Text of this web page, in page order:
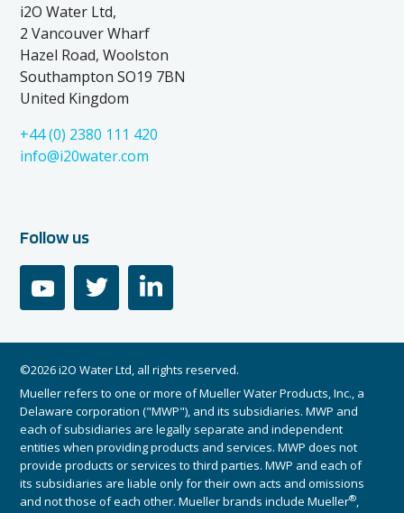
i2O Water Ltd,
2 Vancouver Wharf
Hazel Road, Woolston
Southampton SO19 7BN
United Kingdom
+44 (0) 2380 111 420
info@i20water.com
Follow us
youtube linkedin
©2026 i2O Water Ltd, all rights reserved.
Mueller refers to one or more of Mueller Water Products, Inc., a
Delaware corporation ("MWP"), and its subsidiaries. MWP and
each of subsidiaries are legally separate and independent
entities when providing products and services. MWP does not
provide products or services to third parties. MWP and each of
its subsidiaries are liable only for their own acts and omissions
and not those of each other. Mueller brands include Mueller®,